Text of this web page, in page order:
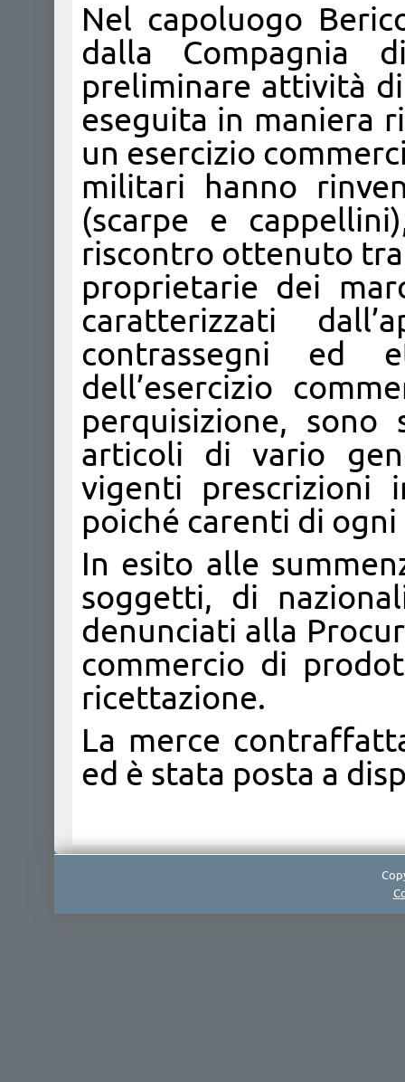
Nel capoluogo
dalla Compagnia
preliminare attività
eseguita in maniera
un esercizio
militari hanno
(scarpe e
riscontro ottenuto
proprietarie dei
caratterizzati
contrassegni ed
dell’esercizio
perquisizione,
articoli di vario
vigenti prescrizioni
poiché carenti di
In esito alle
soggetti, di
denunciati alla
commercio di
ricettazione.
La merce
ed è stata posta a